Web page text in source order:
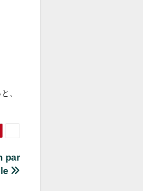
、
par